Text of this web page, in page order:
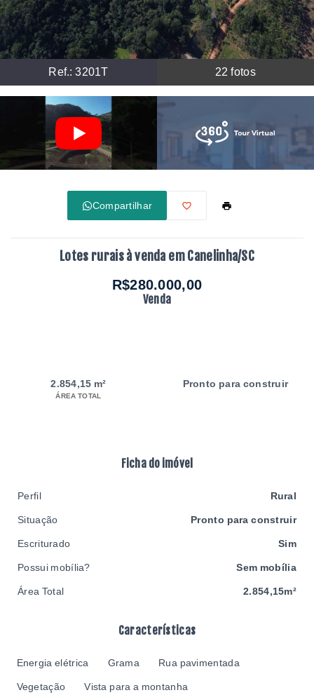
Ref.:3201T 22 fotos
Compartilhar
Lotes rurais à venda em Canelinha/SC
R$280.000,00
Venda
2.854,15 m²
ÁREA TOTAL
Pronto para construir
Características
Energia elétrica Grama Rua pavimentada
Vegetação Vista para a montanha
Ficha do imóvel
Perfil Rural
Situação Pronto para construir
Escriturado Sim
Possui mobília? Sem mobília
Área Total 2.854,15m²